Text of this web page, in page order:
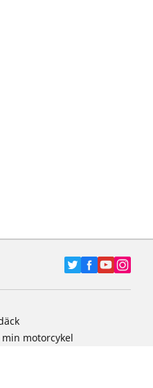
motorcykel